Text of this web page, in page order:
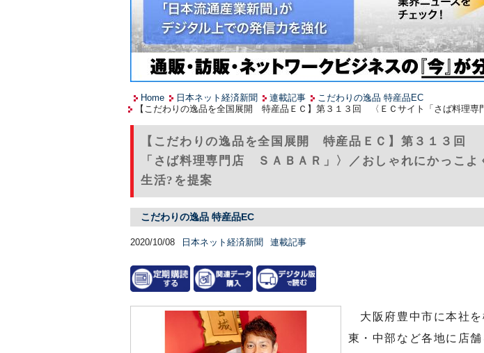
Home 日本ネット経済新聞 連載記事
こだわりの逸品 特産品EC
【こだわりの逸品を全国展開 特産品ＥＣ】第３１３回 〈ＥＣサイト「さば料理
【こだわりの逸品を全国展開 特産品ＥＣ】第３１３回
「さば料理専門店 ＳＡＢＡＲ」〉／おしゃれにかっこよ
生活?を提案
こだわりの逸品 特産品EC
2020/10/08 日本ネット経済新聞 連載記事
大阪府豊中市に本社を
東・中部など各地に店